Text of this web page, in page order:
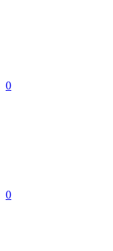
0
0